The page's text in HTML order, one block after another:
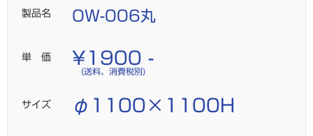
製品名 OW-006丸
単 価 ¥1900 -
(送料、消費税別)
サイズ φ1100×1100H